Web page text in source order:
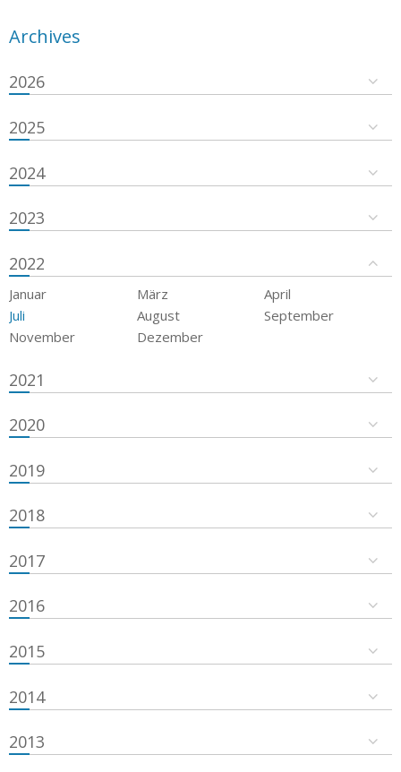
Archives
2026
2025
2024
2023
2022
Januar März
April
Juli
August
September
November
Dezember
2021
2020
2019
2018
2017
2016
2015
2014
2013